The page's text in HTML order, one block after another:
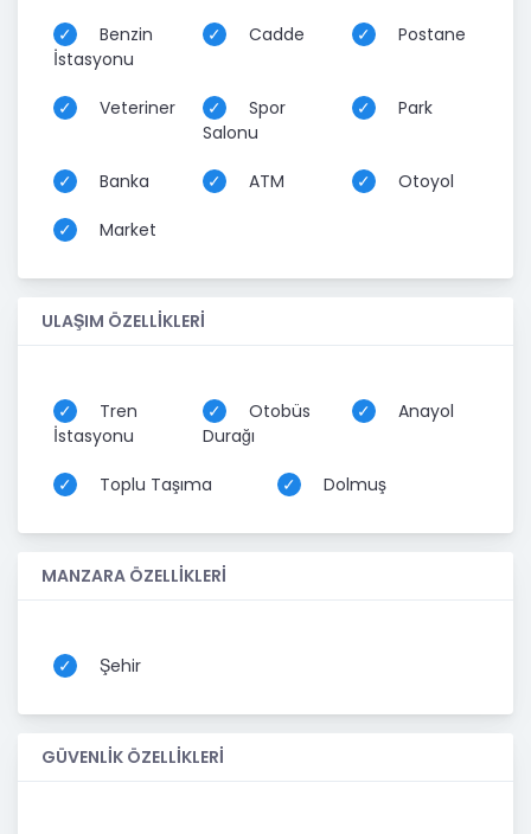
Benzin
İstasyonu
Cadde Postane
Veteriner
Spor
Salonu
Park
Banka ATM Otoyol
Market
ULAŞIM ÖZELLİKLERİ
Tren
İstasyonu
Otobüs
Durağı
Anayol
Toplu Taşıma Dolmuş
MANZARA ÖZELLİKLERİ
Şehir
GÜVENLİK ÖZELLİKLERİ